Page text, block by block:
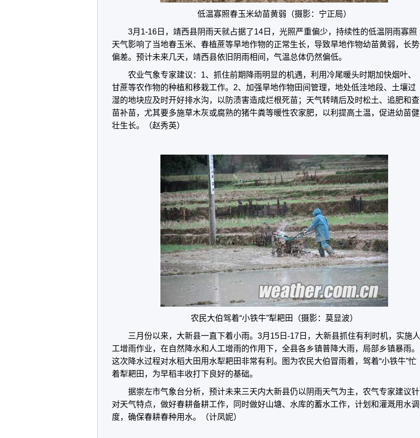
低温寡照春玉米幼苗黄弱（摄影：宁正局）
3月1-16日，靖西县阴雨天就占据了14日，光照严重偏少，持续性的低温阴雨寡照
天气影响了当地春玉米、春植蔗等旱地作物的正常生长，导致旱地作物幼苗黄弱，长势
偏差。预计未来几天，靖西县依旧阴雨相间，气温总体仍然偏低。
农业气象专家建议：1、抓住前期降雨明显的机遇，利用冷尾暖头时期加快烟叶、
甘蔗等农作物的种植和移栽工作。2、加强旱地作物田间管理，地处低洼地段、土壤过
湿的地块应及时开好排水沟，以防渍害造成烂根死苗；天气转晴后及时松土、追肥和查
苗补苗，尤其要多施草木灰或腐熟的猪牛粪等暖性农家肥，以利提高土温，促进幼苗健
壮生长。（赵秀英）
农民大伯驾着“小铁牛”犁耙田（摄影：莫显波）
三月份以来，大新县一直下着小雨。3月15日-17日，大新县抓住有利时机，实施人
工增雨作业，在自然降水和人工增雨的作用下，全县各乡镇普降大雨，局部乡镇暴雨。
这次降水过程对水稻大田用水犁耙田非常有利。图为农民大伯冒雨着，驾着“小铁牛”忙
着犁耙田，为早稻丰收打下良好的基础。
据崇左市气象台分析，预计未来三天内大新县仍以阴雨天气为主，农气专家建议针
对天气特点，做好春耕备耕工作，同时做好山塘、水库的蓄水工作，计划和灌溉用水调
度，确保春耕春种用水。（计凤妮）